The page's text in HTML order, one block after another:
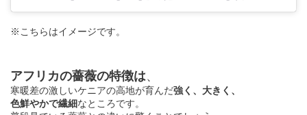
※こちらはイメージです。
アフリカの薔薇の特徴は、
寒暖差の激しいケニアの高地が育んだ強く、大きく、
色鮮やかで繊細なところです。